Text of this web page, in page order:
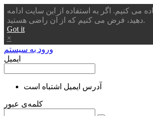
می کنیم. اگر به استفاده از این سایت ادامه
دهید، فرض می کنیم که از آن راضی هستید.
Got it
×
ورود به سیستم
ایمیل
آدرس ایمیل اشتباه است
کلمه‌ی عبور